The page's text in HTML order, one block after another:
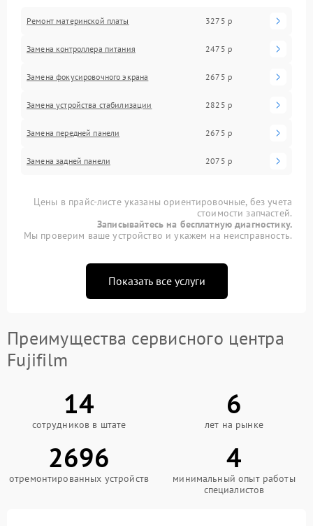
Ремонт материнской платы 3275 р
Замена контроллера питания 2475 р
Замена фокусировочного экрана 2675 р
Замена устройства стабилизации 2825 р
Замена передней панели 2675 р
Замена задней панели 2075 р
Цены в прайс-листе указаны ориентировочные, без учета
стоимости запчастей.
Записывайтесь на бесплатную диагностику.
Мы проверим ваше устройство и укажем на неисправность.
Показать все услуги
Преимущества сервисного центра
Fujifilm
14
сотрудников в штате
6
лет на рынке
2696
отремонтированных устройств
4
минимальный опыт работы
специалистов